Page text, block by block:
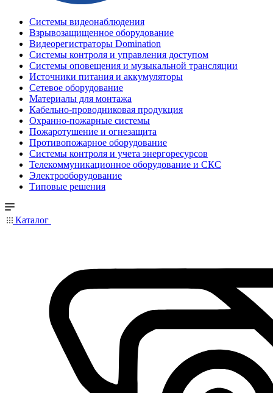
Системы видеонаблюдения
Взрывозащищенное оборудование
Видеорегистраторы Domination
Системы контроля и управления доступом
Системы оповещения и музыкальной трансляции
Источники питания и аккумуляторы
Сетевое оборудование
Материалы для монтажа
Кабельно-проводниковая продукция
Охранно-пожарные системы
Пожаротушение и огнезащита
Противопожарное оборудование
Системы контроля и учета энергоресурсов
Телекоммуникационное оборудование и СКС
Электрооборудование
Типовые решения
Каталог